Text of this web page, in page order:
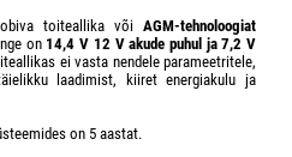
toiteallika või AGM-tehnoloogiat
on 14,4 V 12 V akude puhul ja 7,2 V
ei vasta nendele parameetritele,
laadimist, kiiret energiakulu ja
on 5 aastat.